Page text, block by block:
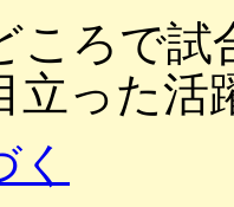
ころで試
立った活